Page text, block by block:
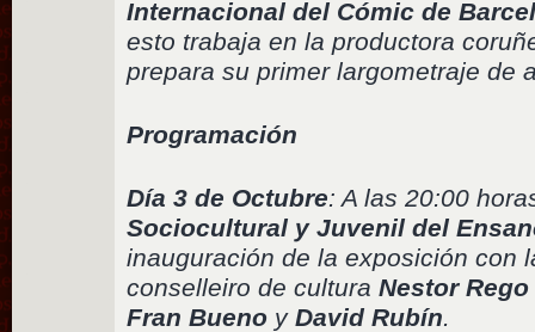
Internacional del Cómic de
esto trabaja en la productora
prepara su primer largometraje de
Programación
Día 3 de Octubre: A las 20:00
Sociocultural y Juvenil del
inauguración de la exposición con
conselleiro de culturaNestor
Fran Bueno yDavid Rubín